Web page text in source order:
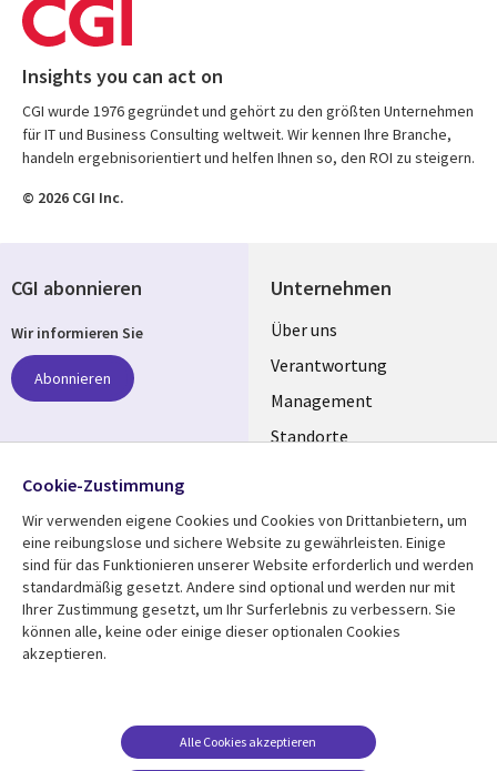
Insights you can act on
CGI wurde 1976 gegründet und gehört zu den größten Unternehmen
für IT und Business Consulting weltweit. Wir kennen Ihre Branche,
handeln ergebnisorientiert und helfen Ihnen so, den ROI zu steigern.
© 2026 CGI Inc.
Unternehmen
Useful
links
GERMANY
Über uns
Verantwortung
Management
Standorte
Mediathek
Library
GERMANY
Aktuelles
Rechtliches
Beschwerden/Hinweise
Compliance
CGI abonnieren
Wir informieren Sie
Abonnieren
Folgen Sie uns
Social
Media
GERMANY
Cookie-Zustimmung
Wir verwenden eigene Cookies und Cookies von Drittanbietern, um
eine reibungslose und sichere Website zu gewährleisten. Einige
sind für das Funktionieren unserer Website erforderlich und werden
standardmäßig gesetzt. Andere sind optional und werden nur mit
Ihrer Zustimmung gesetzt, um Ihr Surferlebnis zu verbessern. Sie
können alle, keine oder einige dieser optionalen Cookies
akzeptieren.
Alle Cookies akzeptieren